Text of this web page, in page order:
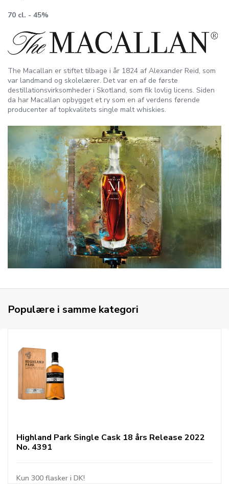
70 cl. - 45%
The Macallan er stiftet tilbage i år 1824 af Alexander Reid, som
var landmand og skolelærer. Det var en af de første
destillationsvirksomheder i Skotland, som fik lovlig licens. Siden
da har Macallan opbygget et ry som en af verdens førende
producenter af topkvalitets single malt whiskies.
Populære i samme kategori
Highland Park Single Cask 18 års Release 2022
No. 4391
Kun 300 flasker i DK!